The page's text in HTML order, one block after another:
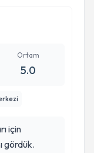
Ortam
5.0
için
gördük.